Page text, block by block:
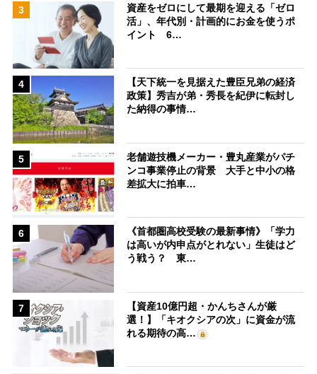
3
資産をゼロにして最期を迎える「ゼロ
活」、年代別・計画的にお金を使うポ
イント 6…
4
【天下統一を見据えた豊臣兄弟の経済
政策】秀吉が弟・秀長を紀伊に転封し
た納得の事情…
5
老舗遊技機メーカー・豊丸産業がパチ
ンコ事業停止の背景 大手と中小の格
差拡大に拍車…
6
《首都圏高校受験の最新事情》「学力
は高いが内申点がとれない」生徒はど
う戦う？ 東…
7
【資産10億円超・かんちさんが厳
選！】「キオクシアの次」に資金が流
れる期待の高…